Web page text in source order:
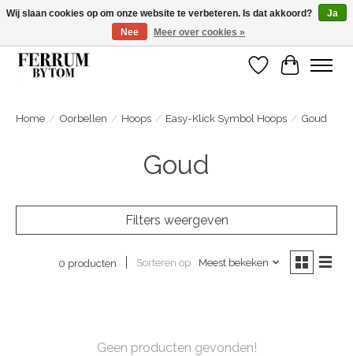
Wij zijn gelsoten van 14 tm 18 februari
Verlanglijst
Home / Oorbellen / Hoops / Easy-Klick Symbol Hoops / Goud
Goud
Filters weergeven
0 producten Sorteren op Meest bekeken
Geen producten gevonden!
Wij slaan cookies op om onze website te verbeteren. Is dat akkoord?
Ja
Nee
Meer over cookies »